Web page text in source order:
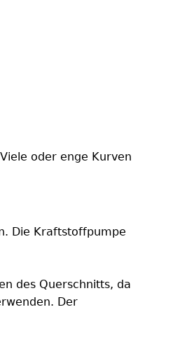
oder enge Kurven
Die Kraftstoffpumpe
des Querschnitts, da
Der